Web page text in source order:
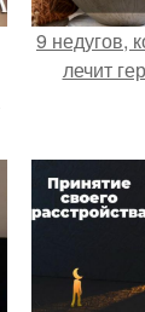
9 недугов,
лечит